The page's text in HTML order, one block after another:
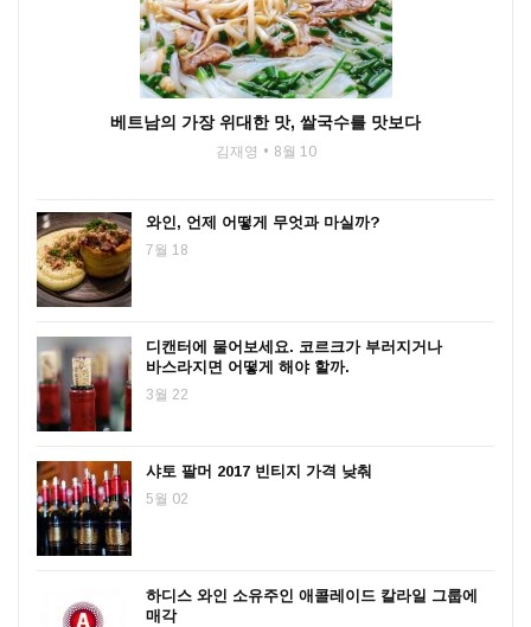
베트남의 가장 위대한 맛, 쌀국수를 맛보다
김재영 8월 10
와인, 언제 어떻게 무엇과 마실까?
7월 18
디캔터에 물어보세요. 코르크가 부러지거나
바스라지면 어떻게 해야 할까.
3월 22
샤토 팔머 2017 빈티지 가격 낮춰
5월 02
하디스 와인 소유주인 애콜레이드 칼라일 그룹에
매각